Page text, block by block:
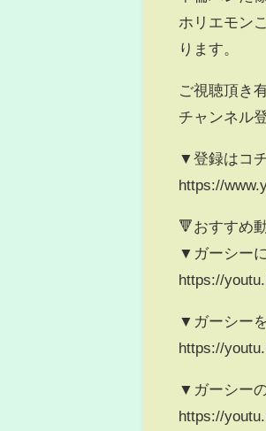
ホリエモン
ります。
ご視聴頂き
チャンネル
▼登録はコ
https://
🔻おすすめ
▼ガーシー
https://
▼ガーシー
https://
▼ガーシー
https://